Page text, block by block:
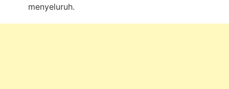
menyeluruh.